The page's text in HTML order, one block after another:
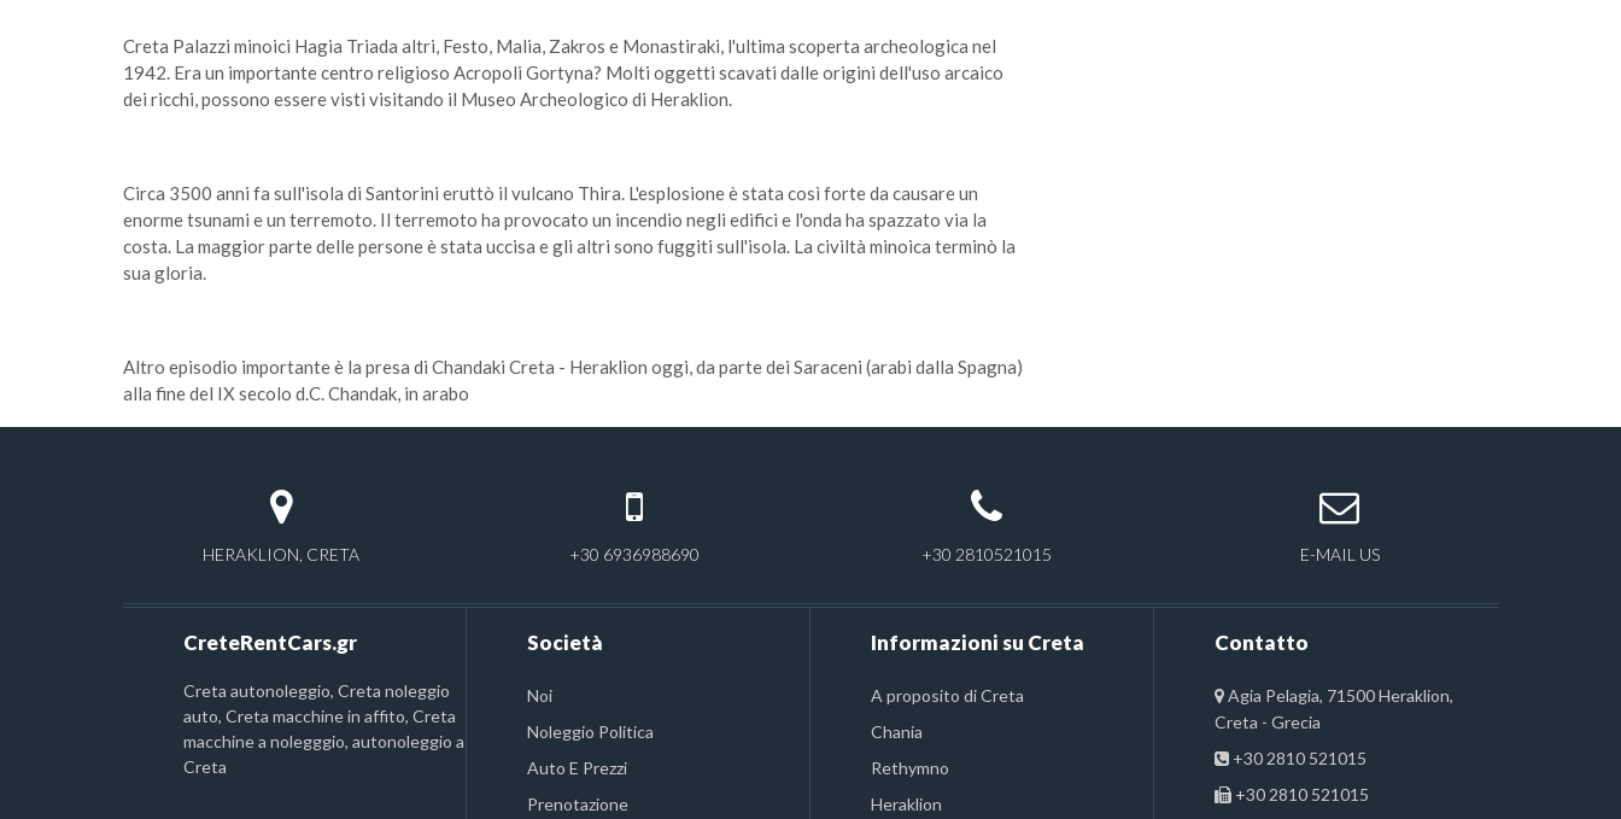
Creta Palazzi minoici Hagia Triada altri, Festo, Malia, Zakros e Monastiraki, l'ultima scoperta archeologica nel
1942. Era un importante centro religioso Acropoli Gortyna? Molti oggetti scavati dalle origini dell'uso arcaico
dei ricchi, possono essere visti visitando il Museo Archeologico di Heraklion.
Circa 3500 anni fa sull'isola di Santorini eruttò il vulcano Thira. L'esplosione è stata così forte da causare un
enorme tsunami e un terremoto. Il terremoto ha provocato un incendio negli edifici e l'onda ha spazzato via la
costa. La maggior parte delle persone è stata uccisa e gli altri sono fuggiti sull'isola. La civiltà minoica terminò la
sua gloria.
Altro episodio importante è la presa di Chandaki Creta - Heraklion oggi, da parte dei Saraceni (arabi dalla Spagna)
alla fine del IX secolo d.C. Chandak, in arabo
HERAKLION, CRETA +30 6936988690 +30 2810521015 E-MAIL US
CreteRentCars.gr
Creta autonoleggio, Creta noleggio
auto, Creta macchine in affito, Creta
macchine a nolegggio, autonoleggio a
Creta
Società
Noi
Noleggio Politica
Auto E Prezzi
Prenotazione
Informazioni su Creta
A proposito di Creta
Chania
Rethymno
Heraklion
Contatto
Agia Pelagia, 71500 Heraklion,
Creta - Grecia
+30 2810 521015
+30 2810 521015